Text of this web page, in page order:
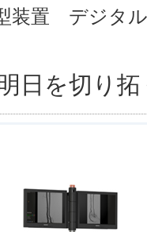
装置 デジタ
日を切り